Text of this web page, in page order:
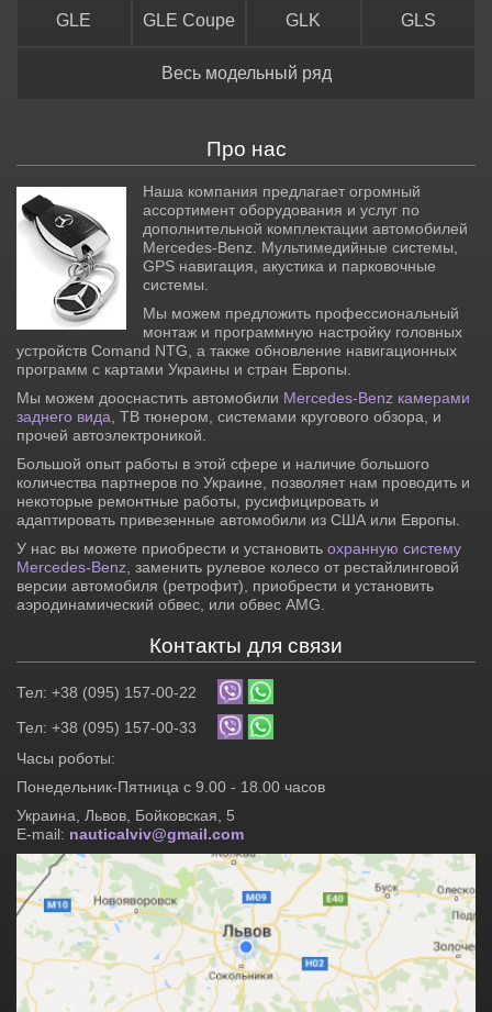
GLE GLE Coupe GLK GLS
Весь модельный ряд
Про нас
Наша компания предлагает огромный
ассортимент оборудования и услуг по
дополнительной комплектации автомобилей
Mercedes-Benz. Мультимедийные системы,
GPS навигация, акустика и парковочные
системы.
Мы можем предложить профессиональный
монтаж и программную настройку головных
устройств Comand NTG, а также обновление навигационных
программ с картами Украины и стран Европы.
Мы можем дооснастить автомобили Mercedes-Benz камерами
заднего вида , ТВ тюнером, системами кругового обзора, и
прочей автоэлектроникой.
Большой опыт работы в этой сфере и наличие большого
количества партнеров по Украине, позволяет нам проводить и
некоторые ремонтные работы, русифицировать и
адаптировать привезенные автомобили из США или Европы.
У нас вы можете приобрести и установить охранную систему
Mercedes-Benz , заменить рулевое колесо от рестайлинговой
версии автомобиля (ретрофит), приобрести и установить
аэродинамический обвес, или обвес AMG.
Контакты для связи
Тел: +38 (095) 157-00-22
Тел: +38 (095) 157-00-33
Часы роботы:
Понедельник-Пятница с 9.00 - 18.00 часов
Украина, Львов, Бойковская, 5
E-mail: nauticalviv@gmail.com